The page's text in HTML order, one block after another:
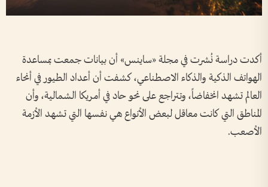
أكدت دراسة نُشرت في مجلة «ساينس» أن بيانات جمعت بمساعدة
الهواتف الذكية والذكاء الاصطناعي، كشفت أن أعداد الطيور في أنحاء
العالم تشهد انخفاضاً، وتتراجع على نحو حاد في أمريكا الشمالية، وأن
المناطق التي كانت معاقل لبعض الأنواع هي نفسها التي تشهد الأزمة
الأصعب.